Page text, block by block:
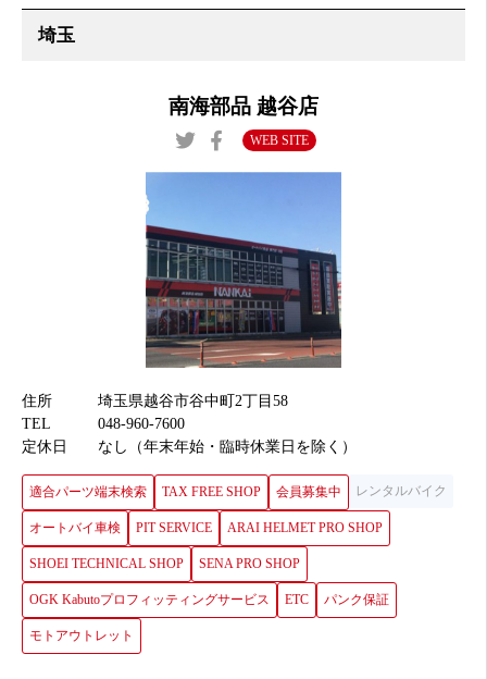
南海部品 越谷店
WEB SITE
住所
埼玉県越谷市谷中町2丁目58
TEL
048-960-7600
定休日
なし（年末年始・臨時休業日を除く）
適合パーツ端末検索 TAX FREE SHOP 会員募集中 レンタルバイク
オートバイ車検 PIT SERVICE ARAI HELMET PRO SHOP
SHOEI TECHNICAL SHOP SENA PRO SHOP
OGK Kabutoプロフィッティングサービス ETC パンク保証
モトアウトレット